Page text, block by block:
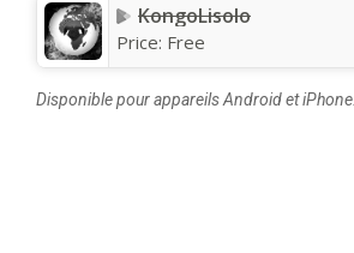
KongoLisolo
Price: Free
Disponible pour appareils Android et iPhone.